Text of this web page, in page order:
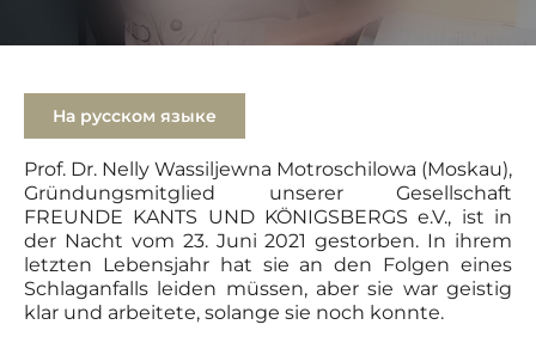
На русском языке
Prof. Dr. Nelly Wassiljewna Motroschilowa (Moskau),
Gründungsmitglied unserer Gesellschaft
FREUNDE KANTS UND KÖNIGSBERGS e.V., ist in
der Nacht vom 23. Juni 2021 gestorben. In ihrem
letzten Lebensjahr hat sie an den Folgen eines
Schlaganfalls leiden müssen, aber sie war geistig
klar und arbeitete, solange sie noch konnte.